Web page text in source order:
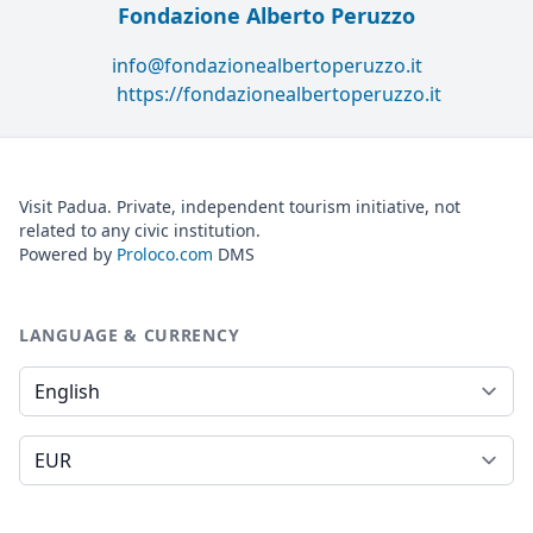
Fondazione Alberto Peruzzo
info@fondazionealbertoperuzzo.it
https://fondazionealbertoperuzzo.it
Visit Padua. Private, independent tourism initiative, not
related to any civic institution.
Powered by Proloco.com DMS
LANGUAGE & CURRENCY
Language
Currency